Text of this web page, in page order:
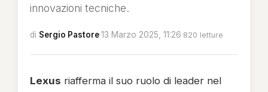
innovazioni tecniche.
di Sergio Pastore·13 Marzo 2025, 11:26·820 letture
Lexus riafferma il suo ruolo di leader nel